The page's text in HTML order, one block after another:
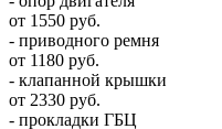
от 1550 руб.
- приводного ремня
от 1180 руб.
- клапанной крышки
от 2330 руб.
- прокладки ГБЦ